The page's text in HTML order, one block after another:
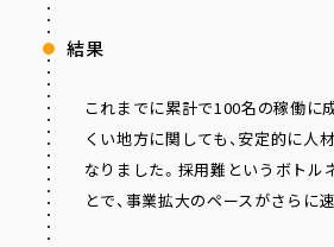
結果
これまでに累計で100名の稼働に
くい地方に関しても、安定的に人
なりました。採用難というボトル
とで、事業拡大のペースがさらに